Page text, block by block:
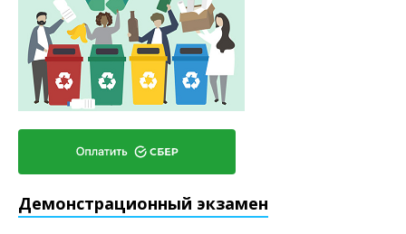
Демонстрационный экзамен